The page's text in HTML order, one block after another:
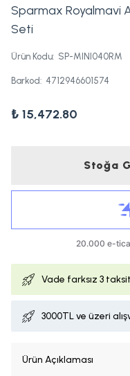
Sparmax Royalmavi
Seti
Ürün Kodu: SP-MINI040RM
Barkod: 4712946601574
₺ 15,472.80
Stoğa
Vade farksız 3
3000TL ve üzeri
Ürün Açıklaması